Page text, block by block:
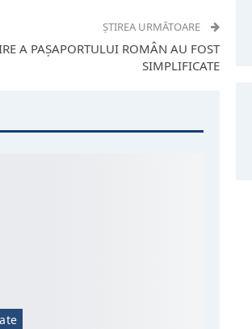
ȘTIREA URMĂTOARE
A PAȘAPORTULUI ROMÂN AU FOST
SIMPLIFICATE